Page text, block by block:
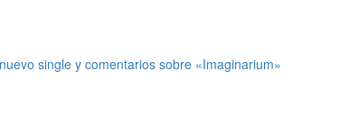
single y comentarios sobre «Imaginarium»